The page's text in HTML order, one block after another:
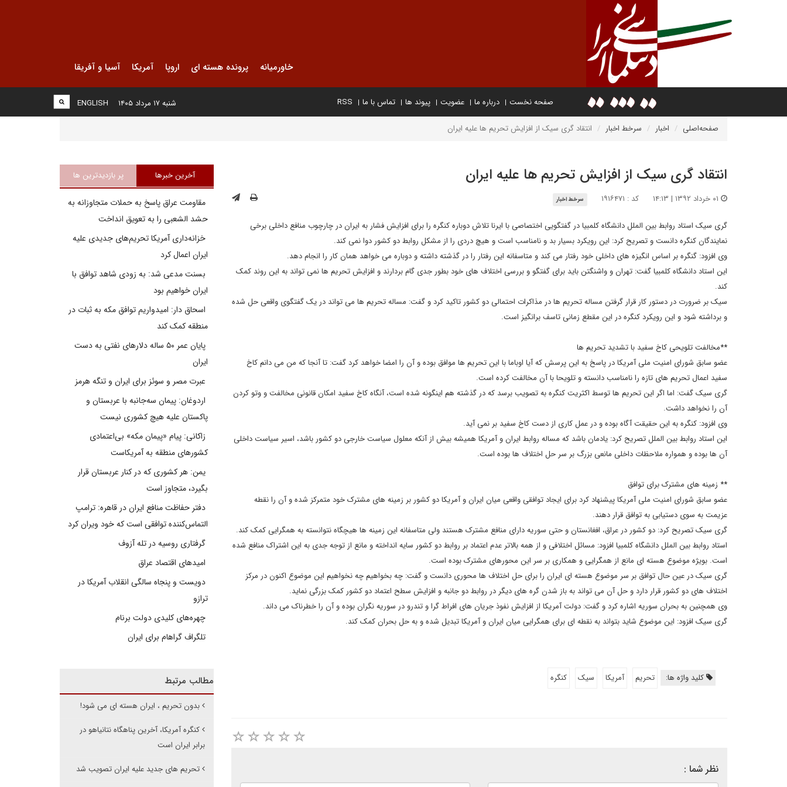
خاورمیانه پرونده هسته ای اروپا آمریکا آسیا و آفریقا
صفحه نخست درباره ما عضویت پیوند ها تماس با ما RSS
ENGLISH شنبه ۱۷ مرداد ۱۴۰۵
صفحه‌اصلی اخبار سرخط اخبار انتقاد گری سیک از افزایش تحریم ها علیه ایران
انتقاد گری سیک از افزایش تحریم ها علیه ایران
کد : ۱۹۱۶۴۷۱ سرخط اخبار
گری سیک استاد روابط بین الملل دانشگاه کلمبیا در گفتگویی اختصاصی با ایرنا تلاش دوباره کنگره را برای افزایش فشار به ایران در چارچوب منافع داخلی برخی
نمایندگان کنگره دانست و تصریح کرد: این رویکرد بسیار بد و نامناسب است و هیچ دردی را از مشکل روابط دو کشور دوا نمی کند.
وی افزود: گنگره بر اساس انگیزه های داخلی خود رفتار می کند و متاسفانه این رفتار را در گذشته داشته و دوباره می خواهد همان کار را انجام دهد.
این استاد دانشگاه کلمبیا گفت: تهران و واشنگتن باید برای گفتگو و بررسی اختلاف های خود بطور جدی گام بردارند و افزایش تحریم ها نمی تواند به این روند کمک
کند.
سیک بر ضرورت در دستور کار قرار گرفتن مساله تحریم ها در مذاکرات احتمالی دو کشور تاکید کرد و گفت: مساله تحریم ها می تواند در یک گفتگوی واقعی حل شده
و برداشته شود و این رویکرد کنگره در این مقطع زمانی تاسف برانگیز است.
**مخالفت تلویحی کاخ سفید با تشدید تحریم ها
عضو سابق شورای امنیت ملی آمریکا در پاسخ به این پرسش که آیا اوباما با این تحریم ها موافق بوده و آن را امضا خواهد کرد گفت: تا آنجا که من می دانم کاخ
سفید اعمال تحریم های تازه را نامناسب دانسته و تلویحا با آن مخالفت کرده است.
گری سیک گفت: اما اگر این تحریم ها توسط اکثریت کنگره به تصویب برسد که در گذشته هم اینگونه شده است، آنگاه کاخ سفید امکان قانونی مخالفت و وتو کردن
آن را نخواهد داشت.
وی افزود: کنگره به این حقیقت آگاه بوده و در عمل کاری از دست کاخ سفید بر نمی آید.
این استاد روابط بین الملل تصریح کرد: یادمان باشد که مساله روابط ایران و آمریکا همیشه بیش از آنکه معلول سیاست خارجی دو کشور باشد، اسیر سیاست داخلی
آن ها بوده و همواره ملاحظات داخلی مانعی بزرگ بر سر حل اختلاف ها بوده است.
** زمینه های مشترک برای توافق
عضو سابق شورای امنیت ملی آمریکا پیشنهاد کرد برای ایجاد توافقی واقعی میان ایران و آمریکا دو کشور بر زمینه های مشترک خود متمرکز شده و آن را نقطه
عزیمت به سوی دستیابی به توافق قرار دهند.
گری سیک تصریح کرد: دو کشور در عراق، افغانستان و حتی سوریه دارای منافع مشترک هستند ولی متاسفانه این زمینه ها هیچگاه نتوانسته به همگرایی کمک کند.
استاد روابط بین الملل دانشگاه کلمبیا افزود: مسائل اختلافی و از همه بالاتر عدم اعتماد بر روابط دو کشور سایه انداخته و مانع از توجه جدی به این اشتراک منافع شده
است. بویژه موضوع هسته ای مانع از همگرایی و همکاری بر سر این محورهای مشترک بوده است.
گری سیک در عین حال توافق بر سر موضوع هسته ای ایران را برای حل اختلاف ها محوری دانست و گفت: چه بخواهیم چه نخواهیم این موضوع اکنون در مرکز
اختلاف های دو کشور قرار دارد و حل آن می تواند به باز شدن گره های دیگر در روابط دو جانبه و افزایش سطح اعتماد دو کشور کمک بزرگی نماید.
وی همچنین به بحران سوریه اشاره کرد و گفت: دولت آمریکا از افزایش نفوذ جریان های افراط گرا و تندرو در سوریه نگران بوده و آن را خطرناک می داند.
گری سیک افزود: این موضوع شاید بتواند به نقطه ای برای همگرایی میان ایران و آمریکا تبدیل شده و به حل بحران کمک کند.
کلید واژه ها: تحریم آمریکا سیک کنگره
نظر شما :
آخرین خبرها پر بازدیدترین ها
مقاومت عراق پاسخ به حملات متجاوزانه به
حشد الشعبی را به تعویق انداخت
خزانه‌داری آمریکا تحریم‌های جدیدی علیه
ایران اعمال کرد
بسنت مدعی شد: به زودی شاهد توافق با
ایران خواهیم بود
اسحاق دار: امیدواریم توافق مکه به ثبات در
منطقه کمک کند
پایان عمر ۵۰ ساله دلارهای نفتی به دست
ایران
عبرت مصر و سوئز برای ایران و تنگه هرمز
اردوغان: پیمان سه‌جانبه با عربستان و
پاکستان علیه هیچ کشوری نیست
زاکانی: پیام «پیمان مکه» بی‌اعتمادی
کشورهای منطقه به آمریکاست
یمن: هر کشوری که در کنار عربستان قرار
بگیرد، متجاوز است
دفتر حفاظت منافع ایران در قاهره: ترامپ
التماس‌کننده توافقی است که خود ویران کرد
گرفتاری روسیه در تله آزوف
امیدهای اقتصاد عراق
دویست و پنجاه سالگی انقلاب آمریکا در
ترازو
چهره‌های کلیدی دولت برنام
تلگراف گراهام برای ایران
مطالب مرتبط
بدون تحریم ، ایران هسته ای می شود!
کنگره آمریکا، آخرین پناهگاه نتانیاهو در
برابر ایران است
تحریم های جدید علیه ایران تصویب شد